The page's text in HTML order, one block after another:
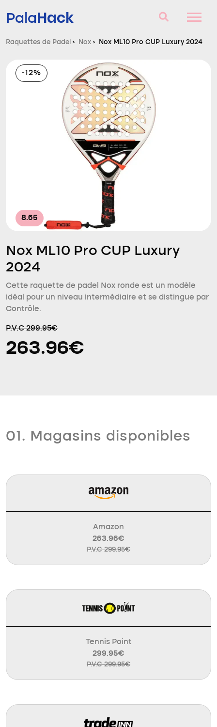
PalaHack
Raquettes de Padel
Questions et réponses
Comparateur
Raquettes de Padel › Nox › Nox ML10 Pro CUP Luxury 2024
-12%
8.65
Nox ML10 Pro CUP Luxury
2024
Cette raquette de padel Nox ronde est un modèle
idéal pour un niveau intermédiaire et se distingue par
Contrôle.
P.V.C 299.95€
263.96€
01. Magasins disponibles
Amazon
263.96€
P.V.C 299.95€
Tennis Point
299.95€
P.V.C 299.95€